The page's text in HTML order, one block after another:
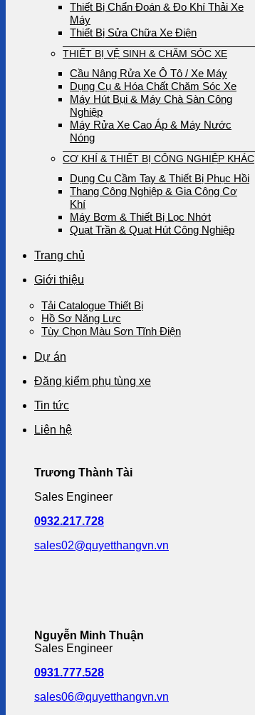
Thiết Bị Chẩn Đoán & Đo Khí Thải Xe
Máy
Thiết Bị Sửa Chữa Xe Điện
THIẾT BỊ VỆ SINH & CHĂM SÓC XE
Cầu Nâng Rửa Xe Ô Tô / Xe Máy
Dụng Cụ & Hóa Chất Chăm Sóc Xe
Máy Hút Bụi & Máy Chà Sàn Công
Nghiệp
Máy Rửa Xe Cao Áp & Máy Nước
Nóng
CƠ KHÍ & THIẾT BỊ CÔNG NGHIỆP KHÁC
Dụng Cụ Cầm Tay & Thiết Bị Phục Hồi
Thang Công Nghiệp & Gia Công Cơ
Khí
Máy Bơm & Thiết Bị Lọc Nhớt
Quạt Trần & Quạt Hút Công Nghiệp
Trang chủ
Giới thiệu
Tải Catalogue Thiết Bị
Hồ Sơ Năng Lực
Tùy Chọn Màu Sơn Tĩnh Điện
Dự án
Đăng kiểm phụ tùng xe
Tin tức
Liên hệ
Trương Thành Tài
Sales Engineer
0932.217.728
sales02@quyetthangvn.vn
Nguyễn Minh Thuận
Sales Engineer
0931.777.528
sales06@quyetthangvn.vn